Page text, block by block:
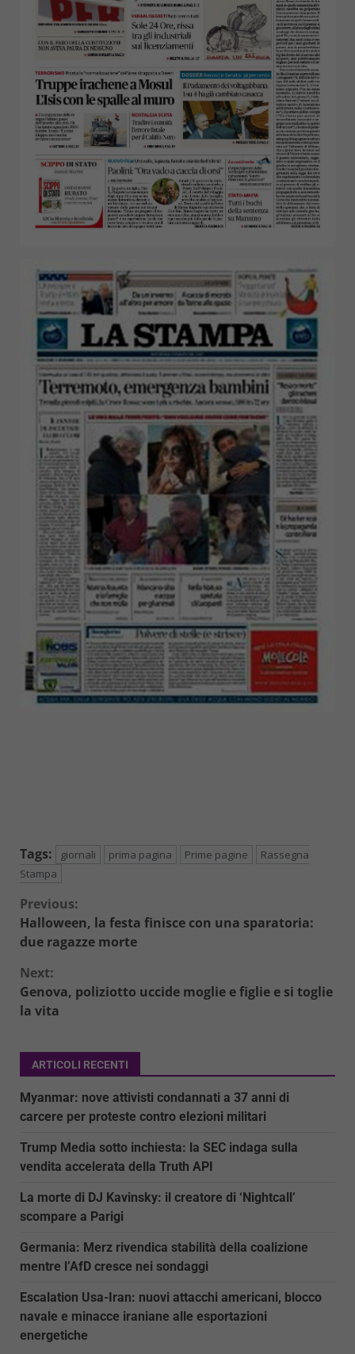
Tags: giornali prima pagina Prime pagine
Rassegna
Stampa
Continue
Reading
Previous:
Halloween, la festa finisce con una sparatoria:
due ragazze morte
Next:
Genova, poliziotto uccide moglie e figlie e si toglie
la vita
ARTICOLI RECENTI
Myanmar: nove attivisti condannati a 37 anni di
carcere per proteste contro elezioni militari
Trump Media sotto inchiesta: la SEC indaga sulla
vendita accelerata della Truth API
La morte di DJ Kavinsky: il creatore di ‘Nightcall’
scompare a Parigi
Germania: Merz rivendica stabilità della coalizione
mentre l’AfD cresce nei sondaggi
Escalation Usa-Iran: nuovi attacchi americani, blocco
navale e minacce iraniane alle esportazioni
energetiche